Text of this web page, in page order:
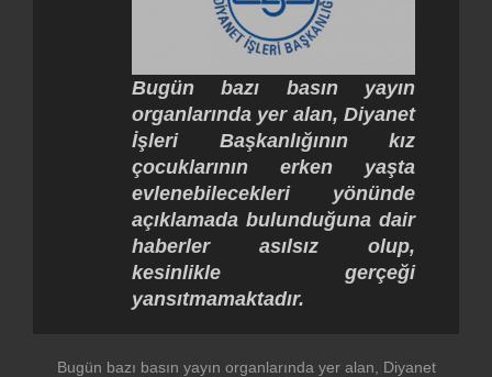
Bugün bazı basın yayın
organlarında yer alan, Diyanet
İşleri Başkanlığının kız
çocuklarının erken yaşta
evlenebilecekleri yönünde
açıklamada bulunduğuna dair
haberler asılsız olup,
kesinlikle gerçeği
yansıtmamaktadır.
Bugün bazı basın yayın organlarında yer alan, Diyanet